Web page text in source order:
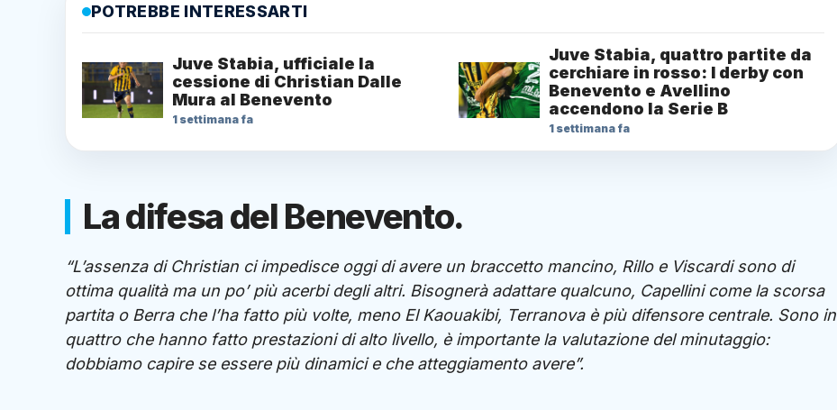
POTREBBE INTERESSARTI
Juve Stabia, ufficiale la
cessione di Christian Dalle
Mura al Benevento
1 settimana fa
Juve Stabia, quattro partite da
cerchiare in rosso: I derby con
Benevento e Avellino
accendono la Serie B
1 settimana fa
La difesa del Benevento.
“L’assenza di Christian ci impedisce oggi di avere un braccetto mancino, Rillo e Viscardi sono di
ottima qualità ma un po’ più acerbi degli altri. Bisognerà adattare qualcuno, Capellini come la scorsa
partita o Berra che l’ha fatto più volte, meno El Kaouakibi, Terranova è più difensore centrale. Sono in
quattro che hanno fatto prestazioni di alto livello, è importante la valutazione del minutaggio:
dobbiamo capire se essere più dinamici e che atteggiamento avere”.